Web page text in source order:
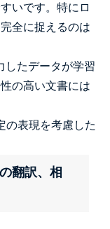
いです。特にロ
全に捉えるのは
したデータが学習
の高い文書には
の表現を考慮した
翻訳、相